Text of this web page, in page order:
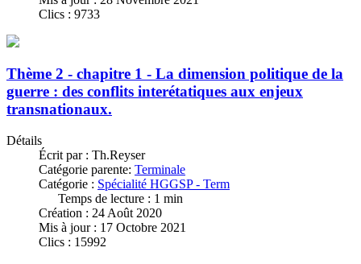
Clics : 9733
Thème 2 - chapitre 1 - La dimension politique de la
guerre : des conflits interétatiques aux enjeux
transnationaux.
Détails
Écrit par : Th.Reyser
Catégorie parente: Terminale
Catégorie : Spécialité HGGSP - Term
Temps de lecture : 1 min
Création : 24 Août 2020
Mis à jour : 17 Octobre 2021
Clics : 15992